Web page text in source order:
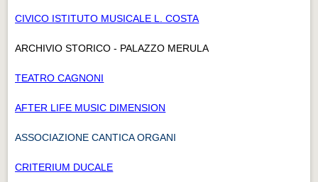
CIVICO ISTITUTO MUSICALE L. COSTA
ARCHIVIO STORICO - PALAZZO MERULA
TEATRO CAGNONI
AFTER LIFE MUSIC DIMENSION
ASSOCIAZIONE CANTICA ORGANI
CRITERIUM DUCALE